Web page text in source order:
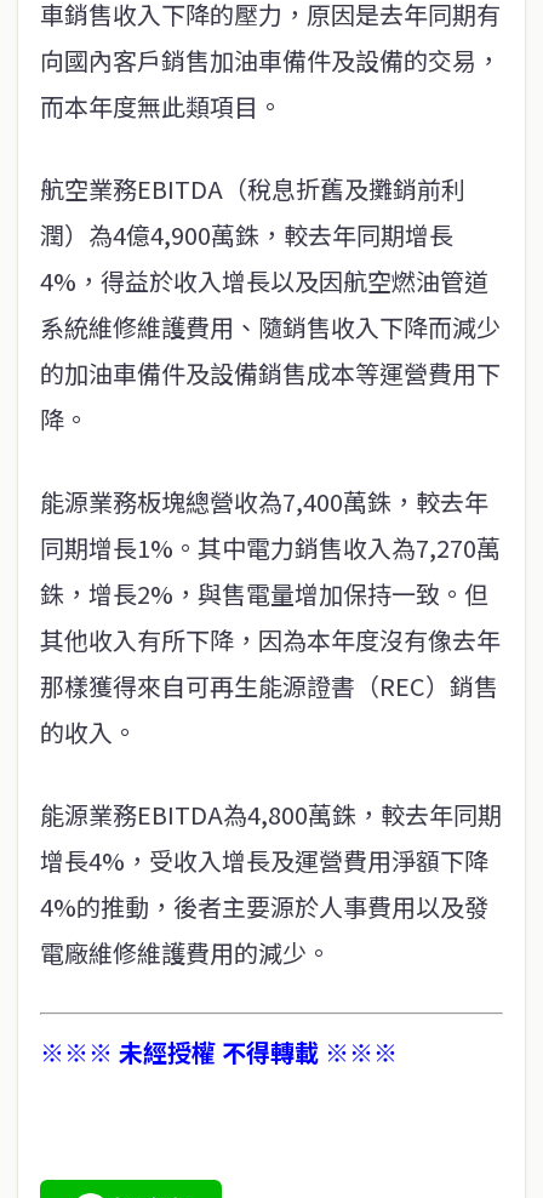
車銷售收入下降的壓力，原因是去年同期有
向國內客戶銷售加油車備件及設備的交易，
而本年度無此類項目。
航空業務EBITDA（稅息折舊及攤銷前利
潤）為4億4,900萬銖，較去年同期增長
4%，得益於收入增長以及因航空燃油管道
系統維修維護費用、隨銷售收入下降而減少
的加油車備件及設備銷售成本等運營費用下
降。
能源業務板塊總營收為7,400萬銖，較去年
同期增長1%。其中電力銷售收入為7,270萬
銖，增長2%，與售電量增加保持一致。但
其他收入有所下降，因為本年度沒有像去年
那樣獲得來自可再生能源證書（REC）銷售
的收入。
能源業務EBITDA為4,800萬銖，較去年同期
增長4%，受收入增長及運營費用淨額下降
4%的推動，後者主要源於人事費用以及發
電廠維修維護費用的減少。
※※※ 未經授權 不得轉載 ※※※